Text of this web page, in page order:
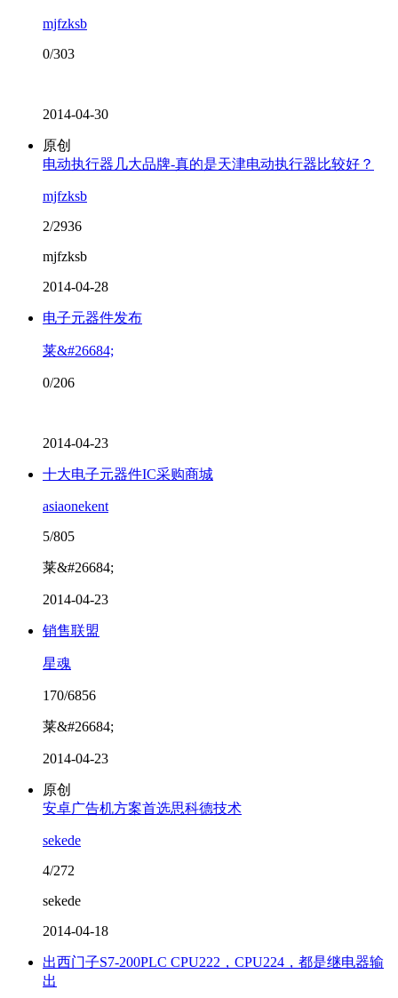
mjfzksb
0/303
2014-04-30
原创
电动执行器几大品牌-真的是天津电动执行器比较好？
mjfzksb
2/2936
mjfzksb
2014-04-28
电子元器件发布
莱&#26684;
0/206
2014-04-23
十大电子元器件IC采购商城
asiaonekent
5/805
莱&#26684;
2014-04-23
销售联盟
星魂
170/6856
莱&#26684;
2014-04-23
原创
安卓广告机方案首选思科德技术
sekede
4/272
sekede
2014-04-18
出西门子S7-200PLC CPU222，CPU224，都是继电器输
出